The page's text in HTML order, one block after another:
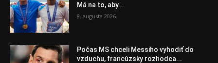
Má na to, aby...
8. augusta 2026
Počas MS chceli Messiho vyhodiť do
vzduchu, francúzsky rozhodca...